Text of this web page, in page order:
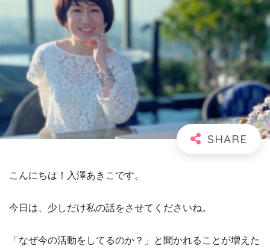
こんにちは！入澤あきこです。
今日は、少しだけ私の話をさせてくださいね。
「なぜ今の活動をしてるのか？」と聞かれることが増えた